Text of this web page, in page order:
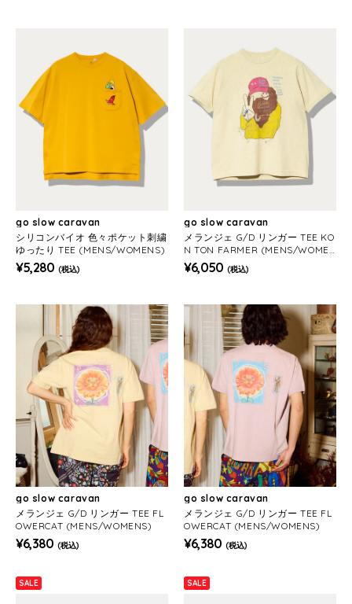
go slow caravan
シリコンバイオ 色々ポケット刺繍
ゆったり TEE (MENS/WOMENS)
¥5,280 (税込)
go slow caravan
メランジェ G/D リンガー TEE KO
N TON FARMER (MENS/WOME
NS)
¥6,050 (税込)
go slow caravan
メランジェ G/D リンガー TEE FL
OWERCAT (MENS/WOMENS)
¥6,380 (税込)
go slow caravan
メランジェ G/D リンガー TEE FL
OWERCAT (MENS/WOMENS)
¥6,380 (税込)
SALE SALE